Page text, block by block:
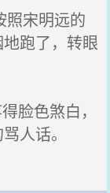
宋明远的
跑了，转眼
脸色煞白，
人话。